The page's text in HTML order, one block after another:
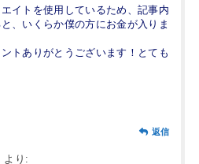
イトを使用しているため、記事内
、いくらか僕の方にお金が入りま
トありがとうございます！とても
返信
より: